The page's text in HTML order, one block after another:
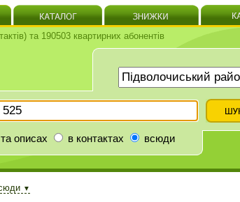
та 190503 квартирних абонентів
описах в контактах всюди
▼